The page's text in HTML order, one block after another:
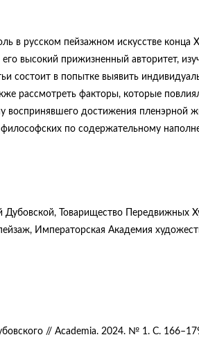
в русском пейзажном искусстве конца
высокий прижизненный авторитет,
состоит в попытке выявить
рассмотреть факторы, которые
воспринявшего достижения пленэрной
по содержательному
Дубовской, Товарищество Передвижных
Императорская Академия
// Academia. 2024. № 1. C.